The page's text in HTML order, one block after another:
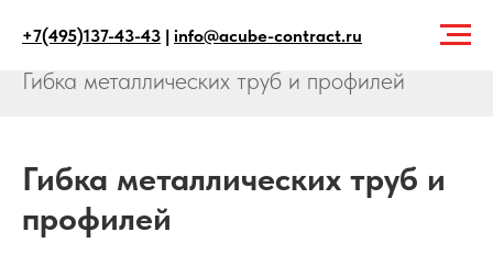
+7(495)137-43-43 | info@acube-contract.ru
Главная → Услуги →
Гибка металлических труб и профилей
Гибка металлических труб и
профилей